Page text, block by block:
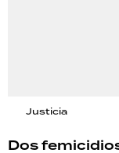
Justicia
Dos